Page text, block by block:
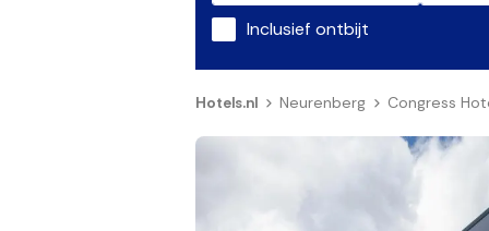
Inclusief ontbijt
Hotels.nl Neurenberg Congress